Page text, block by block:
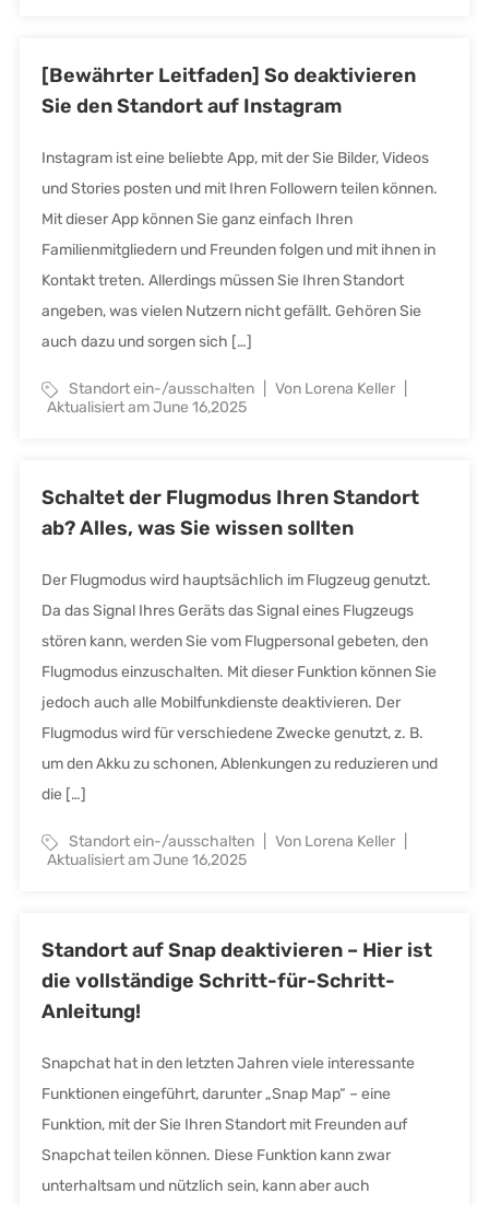
[Bewährter Leitfaden] So deaktivieren
Sie den Standort auf Instagram
Instagram ist eine beliebte App, mit der Sie Bilder, Videos
und Stories posten und mit Ihren Followern teilen können.
Mit dieser App können Sie ganz einfach Ihren
Familienmitgliedern und Freunden folgen und mit ihnen in
Kontakt treten. Allerdings müssen Sie Ihren Standort
angeben, was vielen Nutzern nicht gefällt. Gehören Sie
auch dazu und sorgen sich […]
Standort ein-/ausschalten
Von Lorena Keller
Aktualisiert am June 16,2025
Schaltet der Flugmodus Ihren Standort
ab? Alles, was Sie wissen sollten
Der Flugmodus wird hauptsächlich im Flugzeug genutzt.
Da das Signal Ihres Geräts das Signal eines Flugzeugs
stören kann, werden Sie vom Flugpersonal gebeten, den
Flugmodus einzuschalten. Mit dieser Funktion können Sie
jedoch auch alle Mobilfunkdienste deaktivieren. Der
Flugmodus wird für verschiedene Zwecke genutzt, z. B.
um den Akku zu schonen, Ablenkungen zu reduzieren und
die […]
Standort ein-/ausschalten
Von Lorena Keller
Aktualisiert am June 16,2025
Standort auf Snap deaktivieren – Hier ist
die vollständige Schritt-für-Schritt-
Anleitung!
Snapchat hat in den letzten Jahren viele interessante
Funktionen eingeführt, darunter „Snap Map“ – eine
Funktion, mit der Sie Ihren Standort mit Freunden auf
Snapchat teilen können. Diese Funktion kann zwar
unterhaltsam und nützlich sein, kann aber auch